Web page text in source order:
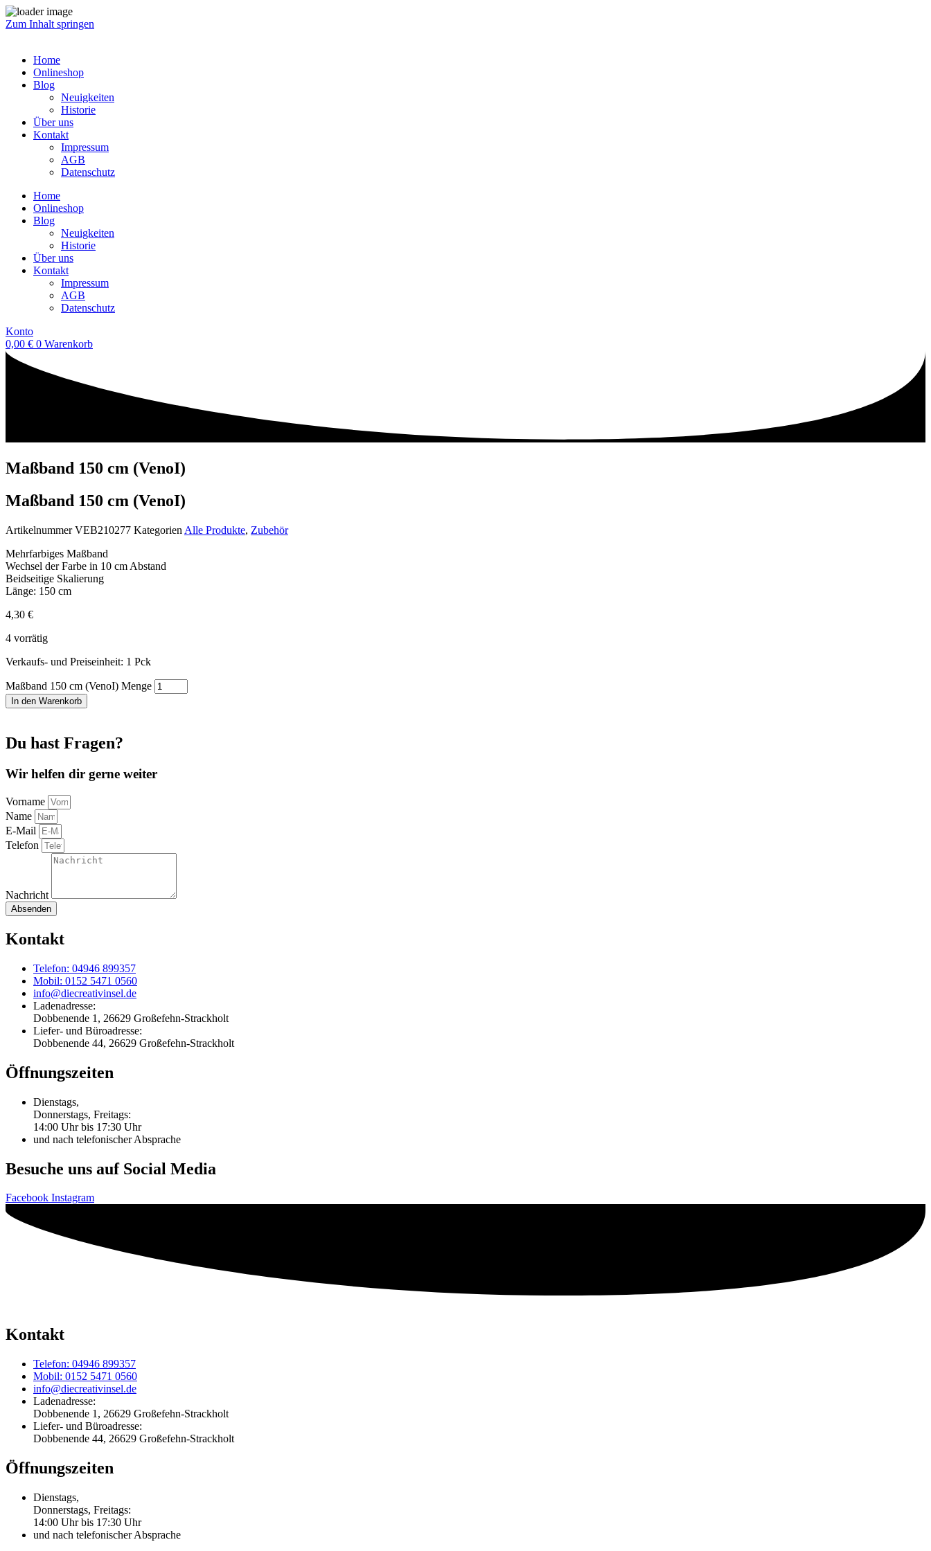
Zum Inhalt springen
Home
Onlineshop
Blog
Neuigkeiten
Historie
Über uns
Kontakt
Impressum
AGB
Datenschutz
Home
Onlineshop
Blog
Neuigkeiten
Historie
Über uns
Kontakt
Impressum
AGB
Datenschutz
Konto
0,00 € 0 Warenkorb
Maßband 150 cm (VenoI)
Maßband 150 cm (VenoI)
ArtikelnummerVEB210277 Kategorien Alle Produkte, Zubehör
Mehrfarbiges Maßband
Wechsel der Farbe in 10 cm Abstand
Beidseitige Skalierung
Länge: 150 cm
4,30 €
4 vorrätig
Verkaufs- und Preiseinheit: 1 Pck
Maßband 150 cm (VenoI) Menge
In den Warenkorb
Du hast Fragen?
Wir helfen dir gerne weiter
Vorname
Name
E-Mail
Telefon
Nachricht
Absenden
Kontakt
Telefon: 04946 899357
Mobil: 0152 5471 0560
info@diecreativinsel.de
Ladenadresse:
Dobbenende 1, 26629 Großefehn-Strackholt
Liefer- und Büroadresse:
Dobbenende 44, 26629 Großefehn-Strackholt
Öffnungszeiten
Dienstags,
Donnerstags, Freitags:
14:00 Uhr bis 17:30 Uhr
und nach telefonischer Absprache
Besuche uns auf Social Media
Facebook Instagram
Kontakt
Telefon: 04946 899357
Mobil: 0152 5471 0560
info@diecreativinsel.de
Ladenadresse:
Dobbenende 1, 26629 Großefehn-Strackholt
Liefer- und Büroadresse:
Dobbenende 44, 26629 Großefehn-Strackholt
Öffnungszeiten
Dienstags,
Donnerstags, Freitags:
14:00 Uhr bis 17:30 Uhr
und nach telefonischer Absprache